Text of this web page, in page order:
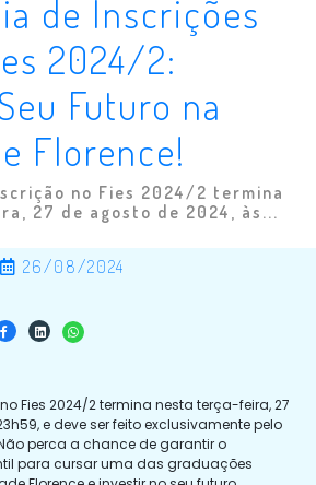
de Inscrições
2024/2:
Futuro na
Florence!
no Fies 2024/2 termina
27 de agosto de 2024, às...
26/08/2024
Fies 2024/2 termina nesta terça-feira, 27
e deve ser feito exclusivamente pelo
perca a chance de garantir o
para cursar uma das graduações